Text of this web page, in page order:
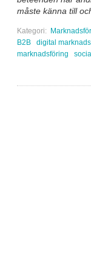
måste känna till
Kategori:
B2B
digital
marknadsföring